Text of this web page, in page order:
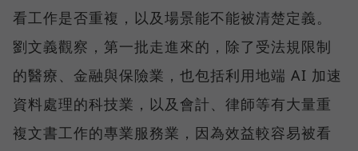
看工作是否重複，以及場景能不能被清楚定義。
劉文義觀察，第一批走進來的，除了受法規限制
的醫療、金融與保險業，也包括利用地端 AI 加速
資料處理的科技業，以及會計、律師等有大量重
複文書工作的專業服務業，因為效益較容易被看